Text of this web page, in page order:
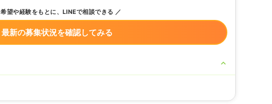
希望や経験をもとに、LINEで相談できる
最新の募集状況を確認してみる